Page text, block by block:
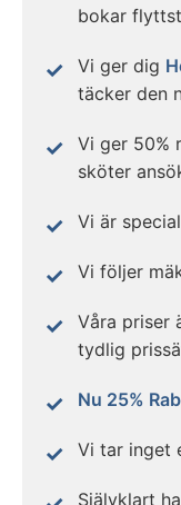
bokar
Vi ger dig
täcker den
Vi ger 50%
sköter
Vi är
Vi följer
Våra priser
tydlig
Nu 25%
Vi tar inget
Självklart